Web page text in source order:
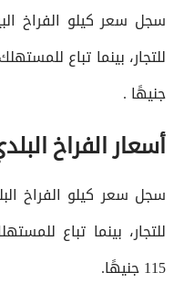
جنيهًا .
أسعار الفراخ
للتجار، بينما تباع
115 جنيهًا.